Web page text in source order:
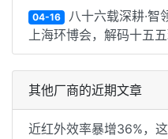
04-16 八十六载深耕·智
上海环博会，解码十五
其他厂商的近期文章
近红外效率暴增36%，